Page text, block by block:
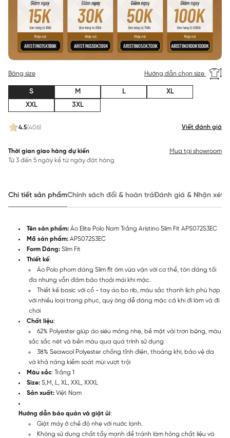
4.5(406) Viết đánh giá
Bảng size Hướng dẫn chọn size
S M L
XL
XXL
3XL
Thời gian giao hàng dự kiến
Từ 3 đến 5 ngày kể từ ngày đặt hàng
Mua tại showroom
Chi tiết sản phẩmChính sách đổi & hoàn trảĐánh giá & Nhận xét
Tên sản phẩm: Áo Elite Polo Nam Trắng Aristino Slim Fit APS072S3EC
Mã sản phẩm: APS072S3EC
Form Dáng: Slim Fit
Thiết kế:
Áo Polo phom dáng Slim fit ôm vừa vặn với cơ thể, tôn dáng tối
đa nhưng vẫn đảm bảo thoải mái khi mặc.
Thiết kế basic với cổ - tay áo bo rib, màu sắc thanh lịch phù hợp
với nhiều loại trang phục, quý ông dễ dàng mặc cả khi đi làm và đi
chơi
Chất liệu:
62% Polyester giúp áo siêu mỏng nhẹ, bề mặt vải trơn bóng, màu
sắc sắc nét và bền màu qua quá trình sử dụng
38% Seawool Polyester chống tĩnh điện, thoáng khí, bảo vệ da
và khả năng kiểm soát mùi vượt trội
Màu sắc: Trắng 1
Size: S,M, L, XL, XXL, XXXL
Sản xuất: Việt Nam
Hướng dẫn bảo quản và giặt ủi:
Giặt máy ở chế độ nhẹ với nước lạnh.
Không sử dụng chất tẩy mạnh để tránh làm hỏng chất liệu và